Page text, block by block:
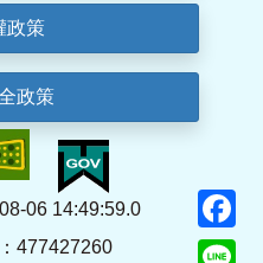
政策
政策
06 14:49:59.0
477427260